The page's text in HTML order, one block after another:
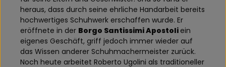
heraus, dass durch seine ehrliche Handarbeit bereits
hochwertiges Schuhwerk erschaffen wurde. Er
eröffnete in der Borgo Santissimi Apostoli ein
eigenes Geschäft, griff jedoch immer wieder auf
das Wissen anderer Schuhmachermeister zurück.
Noch heute arbeitet Roberto Ugolini als traditioneller